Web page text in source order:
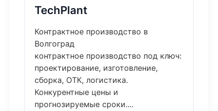
TechPlant
Контрактное производство в
Волгоград
контрактное производство под ключ:
проектирование, изготовление,
сборка, ОТК, логистика.
Конкурентные цены и
прогнозируемые сроки....